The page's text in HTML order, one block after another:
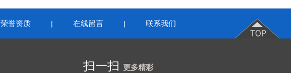
荣誉资质 | 在线留言 | 联系我们
扫一扫 更多精彩